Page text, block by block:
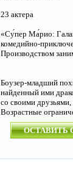
23 актера
«Су́пер Ма́рио:
комедийно-
Производством
Боузер-младший
найденный ими
со своими
Возрастные
ОСТАВИТЬ